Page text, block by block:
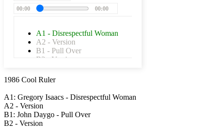
00:00 00:00
A1 - Disrespectful Woman
A2 - Version
B1 - Pull Over
B2 - Version
1986 Cool Ruler
A1: Gregory Isaacs - Disrespectful Woman
A2 - Version
B1: John Daygo - Pull Over
B2 - Version